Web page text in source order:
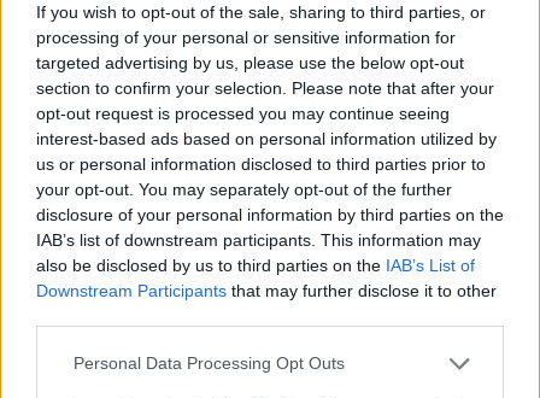
If you wish to opt-out of the sale, sharing to third parties, or
processing of your personal or sensitive information for
targeted advertising by us, please use the below opt-out
section to confirm your selection. Please note that after your
opt-out request is processed you may continue seeing
interest-based ads based on personal information utilized by
us or personal information disclosed to third parties prior to
your opt-out. You may separately opt-out of the further
disclosure of your personal information by third parties on the
IAB’s list of downstream participants. This information may
also be disclosed by us to third parties on the IAB’s List of
Downstream Participants that may further disclose it to other
Please note that this website/app uses one or more Google
Personal Data Processing Opt Outs
senderismo entre montañas hasta una sesión de
meditación rodeado de paisajes de ensueño, cada
momento aquí es un regalo. Así que, la próxima
vez que busques un lugar que despierte tus
sentidos, recuerda que la Val d’Ega te espera con
los brazos abiertos. ¡Es hora de hacer las maletas
y dejarse llevar por la magia de este rincón
encantador!
AUTOR